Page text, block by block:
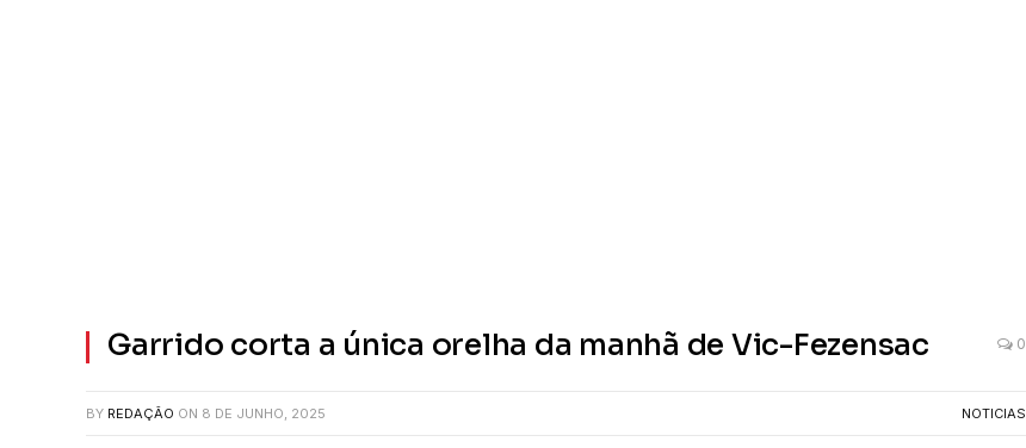
Garrido corta a única orelha da manhã de Vic-Fezensac 0
BY REDAÇÃO ON 8 DE JUNHO, 2025 NOTICIAS